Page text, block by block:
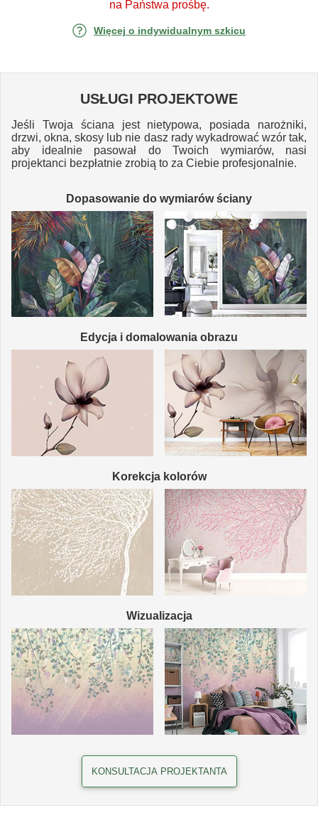
na Państwa prośbę.
Więcej o indywidualnym szkicu
USŁUGI PROJEKTOWE
Jeśli Twoja ściana jest nietypowa, posiada narożniki,
drzwi, okna, skosy lub nie dasz rady wykadrować wzór tak,
aby idealnie pasował do Twoich wymiarów, nasi
projektanci bezpłatnie zrobią to za Ciebie profesjonalnie.
Dopasowanie do wymiarów ściany
Edycja i domalowania obrazu
Korekcja kolorów
Wizualizacja
KONSULTACJA PROJEKTANTA